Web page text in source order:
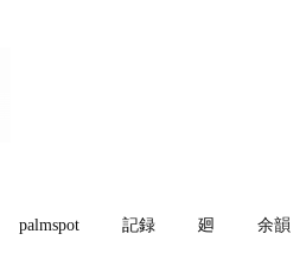
palmspot 記録 廻 余韻